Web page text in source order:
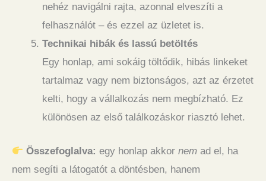
nehéz navigálni rajta, azonnal elveszíti a
felhasználót – és ezzel az üzletet is.
Technikai hibák és lassú betöltés
Egy honlap, ami sokáig töltődik, hibás linkeket
tartalmaz vagy nem biztonságos, azt az érzetet
kelti, hogy a vállalkozás nem megbízható. Ez
különösen az első találkozáskor riasztó lehet.
Összefoglalva: egy honlap akkornem ad el, ha
nem segíti a látogatót a döntésben, hanem